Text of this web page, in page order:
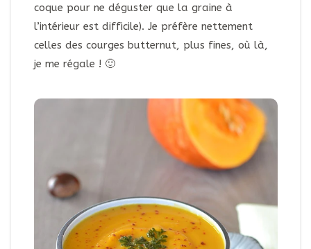
coque pour ne déguster que la graine à
l’intérieur est difficile). Je préfère nettement
celles des courges butternut, plus fines, où là,
je me régale ! 🙂